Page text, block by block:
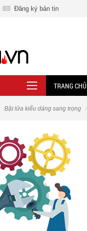
Đăng ký bản tin
TRANG CHỦ
Bật lửa kiểu dáng sang trọng